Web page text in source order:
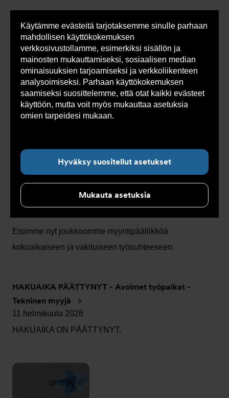
Käytämme evästeitä tarjotaksemme sinulle parhaan
mahdollisen käyttökokemuksen
verkkosivustollamme, esimerkiksi sisällön ja
mainosten mukauttamiseksi, sosiaalisen median
ominaisuuksien tarjoamiseksi ja verkkoliikenteen
analysoimiseksi. Parhaan käyttökokemuksen
saamiseksi suosittelemme, että otat kaikki evästeet
käyttöön, mutta voit myös mukauttaa asetuksia
omien tarpeidesi mukaan.
Hyväksy suositellut asetukset
Mukauta asetuksia
Olet
tässä:
Armatec > Ajankohtaista > Uutiset
Alanavigointi ”Ajankohtaista”
Uutiset
HAKUAIKA ON PÄÄTTYNYT - Avoimet työpaikat -
Myyntipäällikkö
Etsimme nyt joukkoomme myyntipäällikköä
kokoaikaiseen ja vakituiseen työsuhteeseen.
HAKUAIKA PÄÄTTYNYT - Avoimet työpaikat -
Tekninen myyjä
11 helmikuuta 2026
HAKUAIKA ON PÄÄTTYNYT.